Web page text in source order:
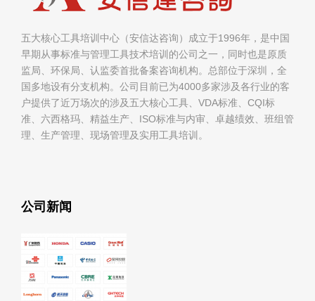
五大核心工具培训中心（安信达咨询）成立于1996年，是中国
早期从事标准与管理工具技术培训的公司之一，同时也是原质
监局、环保局、认监委首批备案咨询机构。总部位于深圳，全
国多地设有分支机构。公司目前已为4000多家涉及各行业的客
户提供了近万场次的涉及五大核心工具、VDA标准、CQI标
准、六西格玛、精益生产、ISO标准与内审、卓越绩效、班组管
理、生产管理、现场管理及实用工具培训。
公司新闻